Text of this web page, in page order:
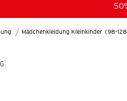
Mädchenkleidung Kleinkinder (98-